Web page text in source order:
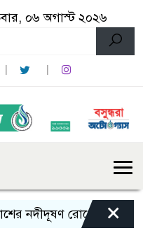
০৬ অগাস্ট ২০২৬
রোধে কর্মপরিকল্পনা
×